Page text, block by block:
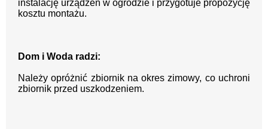
instalację urządzeń w ogrodzie i przygotuje propozycję
kosztu montażu.
Dom i Woda radzi:
Należy opróżnić zbiornik na okres zimowy, co uchroni
zbiornik przed uszkodzeniem.